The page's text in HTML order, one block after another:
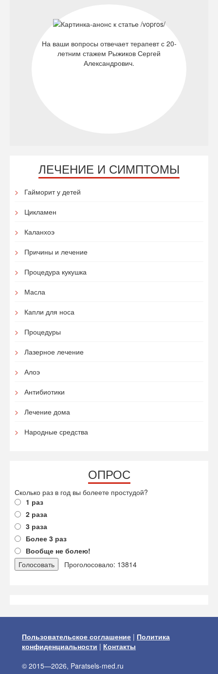
На ваши вопросы отвечает терапевт с 20-
летним стажем Рыжиков Сергей
Александрович.
ЛЕЧЕНИЕ И СИМПТОМЫ
Гайморит у детей
Цикламен
Каланхоэ
Причины и лечение
Процедура кукушка
Масла
Капли для носа
Процедуры
Лазерное лечение
Алоэ
Антибиотики
Лечение дома
Народные средства
ОПРОС
Сколько раз в год вы болеете простудой?
1 раз
2 раза
3 раза
Более 3 раз
Вообще не болею!
Проголосовало: 13814
Пользовательское соглашение | Политика
конфиденциальности | Контакты
© 2015—2026, Paratsels-med.ru